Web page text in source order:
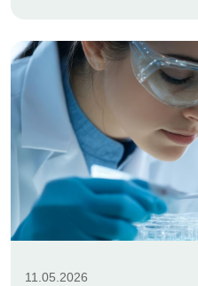
11.05.2026